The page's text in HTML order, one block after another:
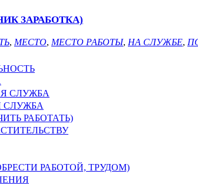
ЗАРАБОТКА)
, МЕСТО, МЕСТО РАБОТЫ, НА СЛУЖБЕ,
СЛУЖБА
РАБОТАТЬ)
РАБОТОЙ, ТРУДОМ)